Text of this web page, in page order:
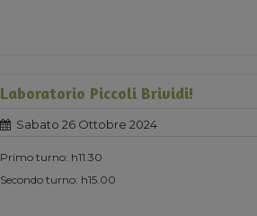
Laboratorio Piccoli Brividi!
Sabato 26 Ottobre 2024
Primo turno: h11.30
Secondo turno: h15.00